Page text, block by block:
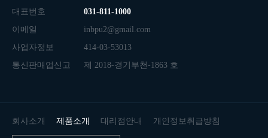
대표번호
031-811-1000
이메일 inbpu2@gmail.com
사업자정보 414-03-53013
통신판매업신고 제 2018-경기부천-1863 호
회사소개 제품소개 대리점안내 개인정보취급방침